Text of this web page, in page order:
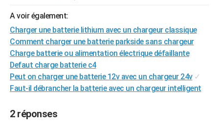
Carte de Noël
Carte Bonne année
Carte Saint-Valentin
Carte Pâques
Carte d'anniversaire
DICTIONNAIRE
Dictionnaire
Biographies
Citations
Expressions
Proverbes
PROGRAMME TV
COPAINS D'AVANT
A voir également:
Charger une batterie lithium avec un chargeur classique
Comment charger une batterie parkside sans chargeur
Charge batterie ou alimentation électrique défaillante
Defaut charge batterie c4
Peut on charger une batterie 12v avec un chargeur 24v ✓
Faut-il débrancher la batterie avec un chargeur intelligent
2 réponses